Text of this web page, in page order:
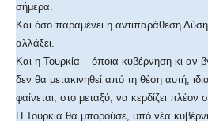
σήμερα.
Και όσο παραμένει η αντιπαράθεση
αλλάξει.
Και η Τουρκία – όποια κυβέρνηση κι αν
δεν θα μετακινηθεί από τη θέση αυτή,
φαίνεται, στο μεταξύ, να κερδίζει πλέον
Η Τουρκία θα μπορούσε, υπό νέα